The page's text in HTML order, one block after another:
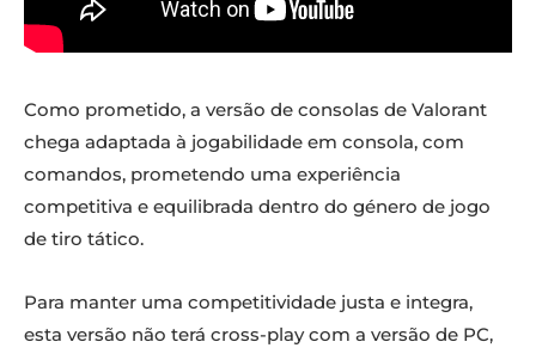
Como prometido, a versão de consolas de Valorant
chega adaptada à jogabilidade em consola, com
comandos, prometendo uma experiência
competitiva e equilibrada dentro do género de jogo
de tiro tático.
Para manter uma competitividade justa e integra,
esta versão não terá cross-play com a versão de PC,